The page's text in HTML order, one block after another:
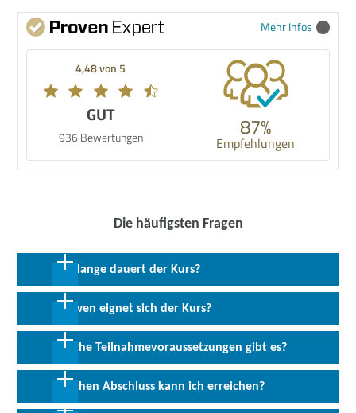
Mehr Infos
4,48 von 5
GUT
936 Bewertungen 87%
Empfehlungen
Die häufigsten Fragen
Wie lange dauert der Kurs?
36 Wochen in Vollzeit
Für wen eignet sich der Kurs?
Für alle Interessierten, welche über eine Prüfungszulassung der
IHK verfügen und Ihren Berufsabschluss nachholen möchten.
Welche Teilnahmevoraussetzungen gibt es?
Für die Zulassung zur Prüfung bei der Kammer ist der Nachweis
von einschlägiger praktischer Berufserfahrung notwendig.
Welchen Abschluss kann ich erreichen?